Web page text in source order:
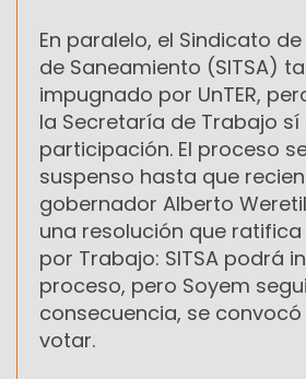
En paralelo, el Sindicato
de Saneamiento (SITSA)
impugnado por UnTER,
la Secretaría de Trabajo sí
participación. El proceso
suspenso hasta que
gobernador Alberto
una resolución que
por Trabajo: SITSA podrá
proceso, pero Soyem
consecuencia, se
votar.